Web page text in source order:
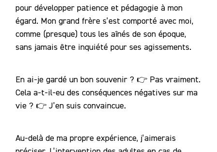
pour développer patience et pédagogie à mon
égard. Mon grand frère s’est comporté avec moi,
comme (presque) tous les aînés de son époque,
sans jamais être inquiété pour ses agissements.
En ai-je gardé un bon souvenir ? 👉 Pas vraiment.
Cela a-t-il-eu des conséquences négatives sur ma
vie ? 👉 J’en suis convaincue.
Au-delà de ma propre expérience, j’aimerais